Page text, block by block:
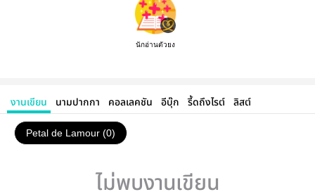
นักอ่านตัวยง
งานเขียน นามปากกา คอลเลคชัน อีบุ๊ก รี้ดถึงไรต์ ลิสต์
Petal de Lamour (0)
ไม่พบงานเขียน